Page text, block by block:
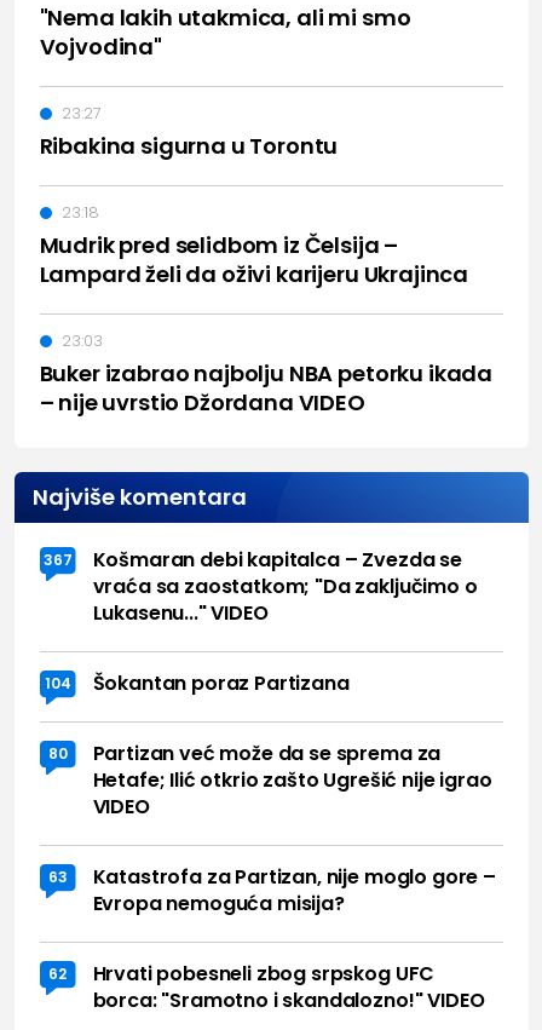
"Nema lakih utakmica, ali mi smo
Vojvodina"
Ribakina sigurna u Torontu
23:27
Mudrik pred selidbom iz Čelsija –
Lampard želi da oživi karijeru Ukrajinca
23:18
Buker izabrao najbolju NBA petorku ikada
– nije uvrstio Džordana VIDEO
23:03
Najviše komentara
367
Košmaran debi kapitalca – Zvezda se
vraća sa zaostatkom; "Da zaključimo o
Lukasenu..." VIDEO
104 Šokantan poraz Partizana
80
Partizan već može da se sprema za
Hetafe; Ilić otkrio zašto Ugrešić nije igrao
VIDEO
63
Katastrofa za Partizan, nije moglo gore –
Evropa nemoguća misija?
62
Hrvati pobesneli zbog srpskog UFC
borca: "Sramotno i skandalozno!" VIDEO